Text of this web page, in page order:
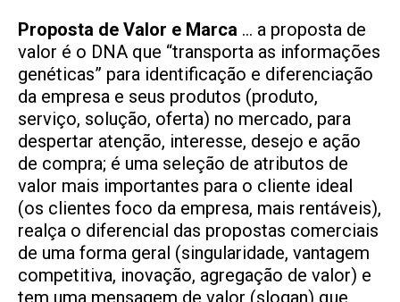
Proposta de Valor e Marca … a proposta de
valor é o DNA que “transporta as informações
genéticas” para identificação e diferenciação
da empresa e seus produtos (produto,
serviço, solução, oferta) no mercado, para
despertar atenção, interesse, desejo e ação
de compra; é uma seleção de atributos de
valor mais importantes para o cliente ideal
(os clientes foco da empresa, mais rentáveis),
realça o diferencial das propostas comerciais
de uma forma geral (singularidade, vantagem
competitiva, inovação, agregação de valor) e